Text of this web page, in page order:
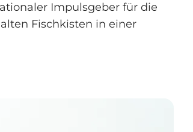
Impulsgeber für die
Fischkisten in einer